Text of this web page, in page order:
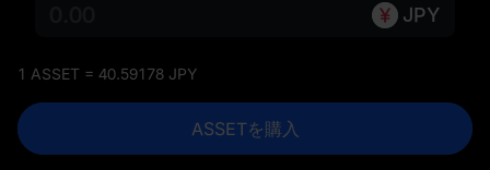
JPY
1 ASSET = 40.59178 JPY
ASSETを購入